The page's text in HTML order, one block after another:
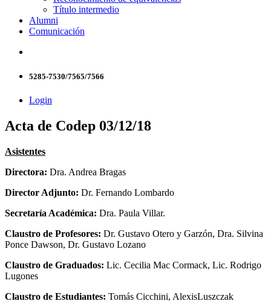
Título intermedio
Alumni
Comunicación
5285-7530/7565/7566
Login
Acta de Codep 03/12/18
Asistentes
Directora: Dra. Andrea Bragas
Director Adjunto: Dr. Fernando Lombardo
Secretaría Académica: Dra. Paula Villar.
Claustro de Profesores: Dr. Gustavo Otero y Garzón, Dra. Silvina
Ponce Dawson, Dr. Gustavo Lozano
Claustro de Graduados: Lic. Cecilia Mac Cormack, Lic. Rodrigo
Lugones
Claustro de Estudiantes: Tomás Cicchini, AlexisLuszczak